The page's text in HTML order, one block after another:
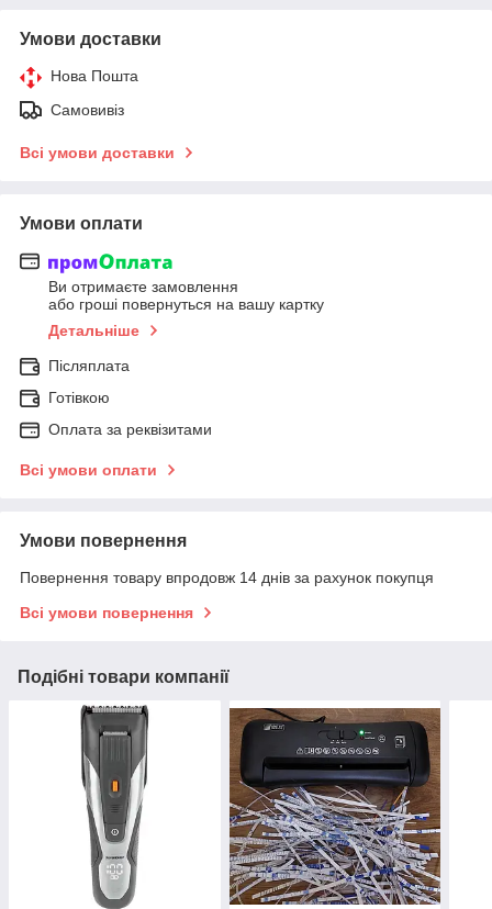
Умови доставки
Нова Пошта
Самовивіз
Всі умови доставки
Умови оплати
Ви отримаєте замовлення
або гроші повернуться на вашу картку
Детальніше
Післяплата
Готівкою
Оплата за реквізитами
Всі умови оплати
Умови повернення
Повернення товару впродовж 14 днів за рахунок покупця
Всі умови повернення
Подібні товари компанії